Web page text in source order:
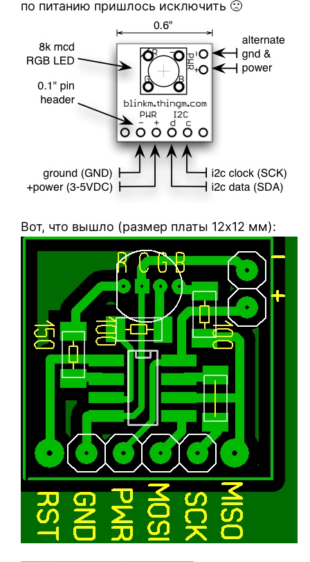
по питанию пришлось исключить 🙁
Вот, что вышло (размер платы 12х12 мм):